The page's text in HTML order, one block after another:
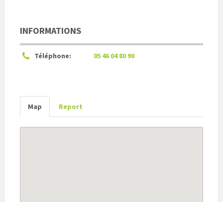
INFORMATIONS
Téléphone: 05 46 04 80 90
Map Report